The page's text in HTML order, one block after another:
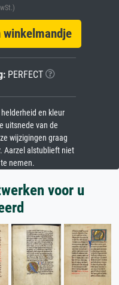
PERFECT
en kleur
uitsnede van de
wijzigingen graag
Aarzel alstublieft niet
nemen.
voor u